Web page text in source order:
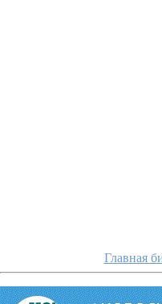
Главная